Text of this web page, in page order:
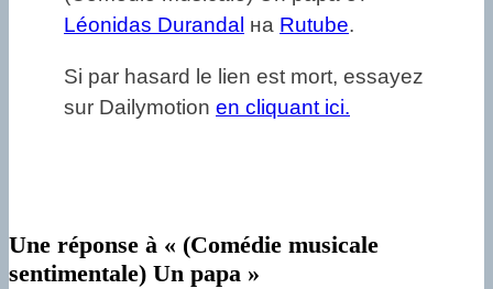
Léonidas Durandal на Rutube.
Si par hasard le lien est mort, essayez
sur Dailymotion en cliquant ici.
Une réponse à « (Comédie musicale
sentimentale) Un papa »